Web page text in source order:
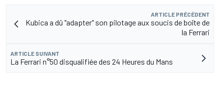
ARTICLE PRÉCÉDENT
Kubica a dû "adapter" son pilotage aux soucis de boîte de
la Ferrari
ARTICLE SUIVANT
La Ferrari n°50 disqualifiée des 24 Heures du Mans